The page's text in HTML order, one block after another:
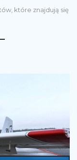
które znajdują się